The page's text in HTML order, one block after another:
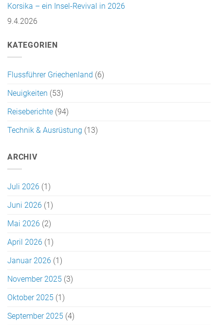
Korsika – ein Insel-Revival in 2026
9.4.2026
KATEGORIEN
Flussführer Griechenland (6)
Neuigkeiten (53)
Reiseberichte (94)
Technik & Ausrüstung (13)
ARCHIV
Juli 2026 (1)
Juni 2026 (1)
Mai 2026 (2)
April 2026 (1)
Januar 2026 (1)
November 2025 (3)
Oktober 2025 (1)
September 2025 (4)